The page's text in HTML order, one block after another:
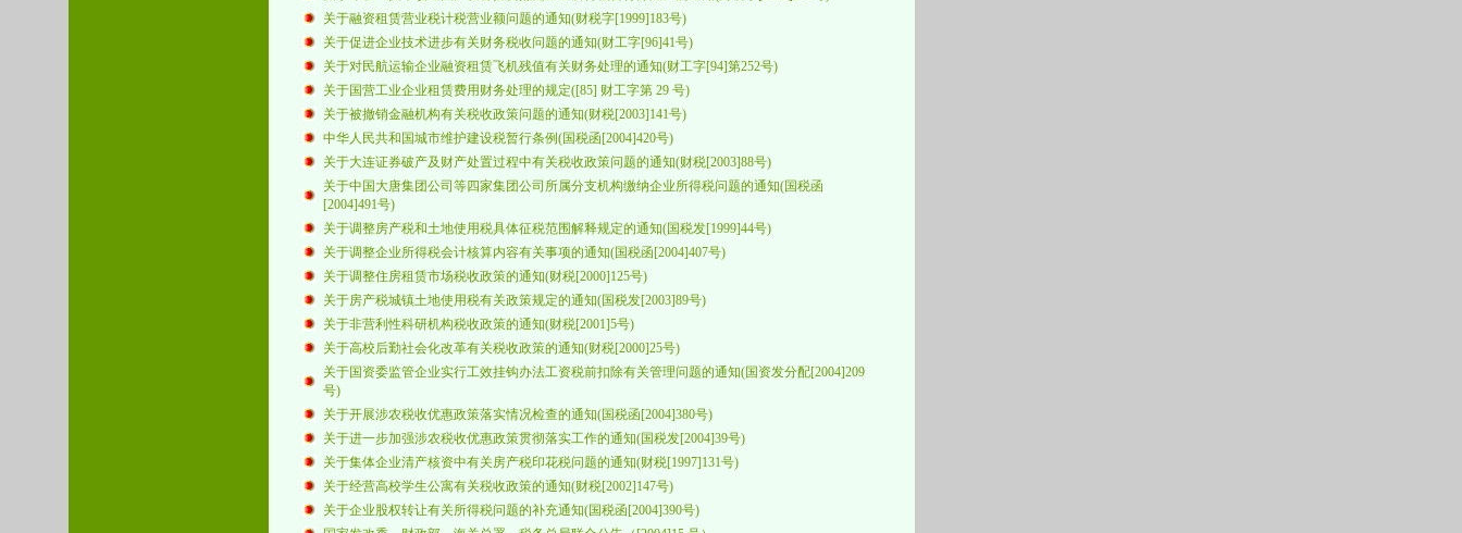
关于融资租赁营业税计税营业额问题的通知(财税字[1999]183号)
关于促进企业技术进步有关财务税收问题的通知(财工字[96]41号)
关于对民航运输企业融资租赁飞机残值有关财务处理的通知(财工字[94]第252号)
关于国营工业企业租赁费用财务处理的规定([85] 财工字第29 号)
关于被撤销金融机构有关税收政策问题的通知(财税[2003]141号)
中华人民共和国城市维护建设税暂行条例(国税函[2004]420号)
关于大连证券破产及财产处置过程中有关税收政策问题的通知(财税[2003]88号)
关于中国大唐集团公司等四家集团公司所属分支机构缴纳企业所得税问题的通知(国税函
[2004]491号)
关于调整房产税和土地使用税具体征税范围解释规定的通知(国税发[1999]44号)
关于调整企业所得税会计核算内容有关事项的通知(国税函[2004]407号)
关于调整住房租赁市场税收政策的通知(财税[2000]125号)
关于房产税城镇土地使用税有关政策规定的通知(国税发[2003]89号)
关于非营利性科研机构税收政策的通知(财税[2001]5号)
关于高校后勤社会化改革有关税收政策的通知(财税[2000]25号)
关于国资委监管企业实行工效挂钩办法工资税前扣除有关管理问题的通知(国资发分配[2004]209
号)
关于开展涉农税收优惠政策落实情况检查的通知(国税函[2004]380号)
关于进一步加强涉农税收优惠政策贯彻落实工作的通知(国税发[2004]39号)
关于集体企业清产核资中有关房产税印花税问题的通知(财税[1997]131号)
关于经营高校学生公寓有关税收政策的通知(财税[2002]147号)
关于企业股权转让有关所得税问题的补充通知(国税函[2004]390号)